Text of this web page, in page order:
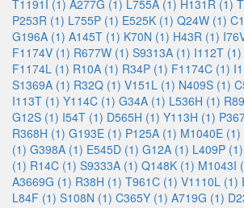
T1191I (1) A277G (1) L755A (1) H131R (1)
P253R (1) L755P (1) E525K (1) Q24W (1)
G196A (1) A145T (1) K70N (1) H43R (1)
F1174V (1) R677W (1) S9313A (1) I112T (1)
F1174L (1) R10A (1) R34P (1) F1174C (1)
S1369A (1) R32Q (1) V151L (1) N409S (1)
I113T (1) Y114C (1) G34A (1) L536H (1)
G12S (1) I54T (1) D565H (1) Y113H (1)
R368H (1) G193E (1) P125A (1) M1040E (1)
(1) G398A (1) E545D (1) G12A (1) L409P (1)
(1) R14C (1) S9333A (1) Q148K (1) M1043I
A3669G (1) R38H (1) T961C (1) V1110L (1)
L84F (1) S108N (1) C365Y (1) A719G (1)